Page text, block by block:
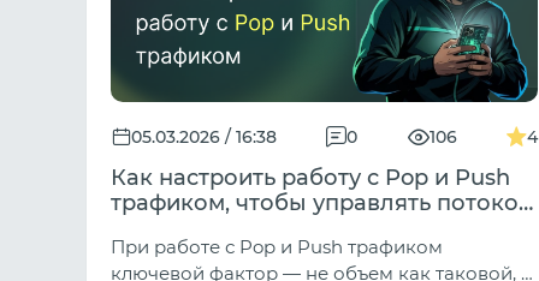
05.03.2026 / 16:38 0 106 4
Как настроить работу с Pop и Push
трафиком, чтобы управлять потоком
При работе с Pop и Push трафиком
ключевой фактор — не объем как таковой, а